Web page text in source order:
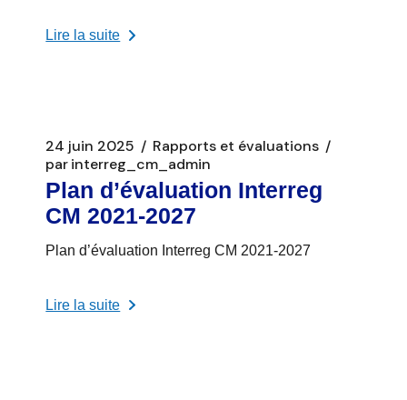
Lire la suite
24 juin 2025
Rapports et évaluations
parinterreg_cm_admin
Plan d’évaluation Interreg
CM 2021-2027
Plan d’évaluation Interreg CM 2021-2027
Lire la suite